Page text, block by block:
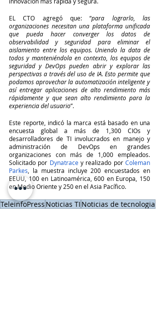
EL CTO agregó que: “para lograrlo, las
organizaciones necesitan una plataforma unificada
que pueda hacer converger los datos de
observabilidad y seguridad para eliminar el
aislamiento entre los equipos. Uniendo la data de
todos y manteniéndola en contexto, los equipos de
seguridad y DevOps pueden abrir y explorar las
perspectivas a través del uso de IA. Esto permite que
podamos aprovechar la automatización inteligente y
así entregar aplicaciones de alto rendimiento más
rápidamente y que sean alto rendimiento para la
experiencia del usuario”.
Este reporte, indicó la marca está basado en una
encuesta global a más de 1,300 CIOs y
desarrolladores de TI involucrados en manejo y
administración de DevOps en grandes
organizaciones con más de 1,000 empleados.
Solicitado por Dynatrace y realizado por Coleman
Parkes , la muestra incluye 200 encuestados en
EEUU, 100 en Latinoamérica, 600 en Europa, 150
en Medio Oriente y 250 en el Asia Pacífico.
TeleinfoPress Noticias TI Noticias de tecnologia